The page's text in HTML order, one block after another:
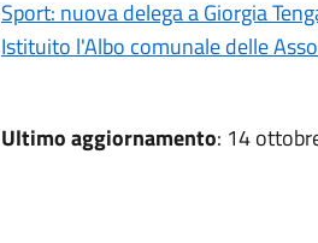
Sport: nuova delega a Giorgia
Istituito l'Albo comunale delle
Ultimo aggiornamento: 14